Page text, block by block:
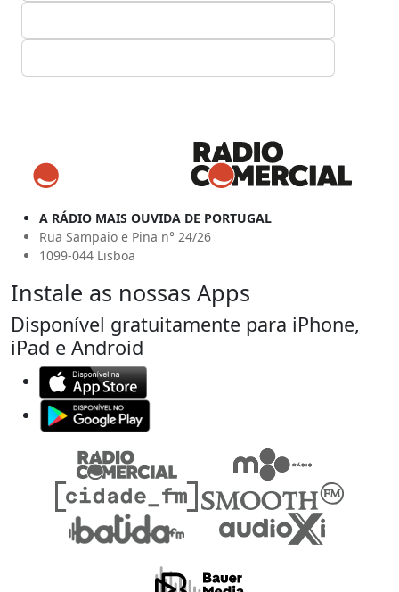
A RÁDIO MAIS OUVIDA DE PORTUGAL
Rua Sampaio e Pina n° 24/26
1099-044 Lisboa
Instale as nossas Apps
Disponível gratuitamente para iPhone,
iPad e Android